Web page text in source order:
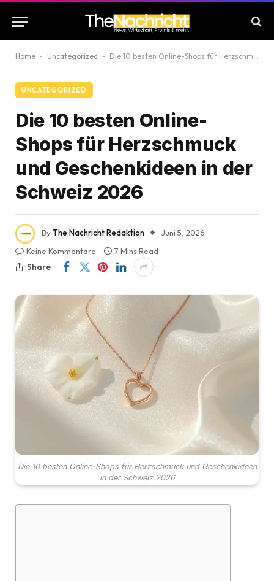
Home - Uncategorized - Die 10 besten Online-Shops für Herzschmuck und Geschenkideen in der Schweiz 2026
UNCATEGORIZED
Die 10 besten Online-
Shops für Herzschmuck
und Geschenkideen in der
Schweiz 2026
ByThe Nachricht Redaktion
Juni 5, 2026
Keine Kommentare
7 Mins Read
Share
Die 10 besten Online-Shops für Herzschmuck und Geschenkideen
in der Schweiz 2026